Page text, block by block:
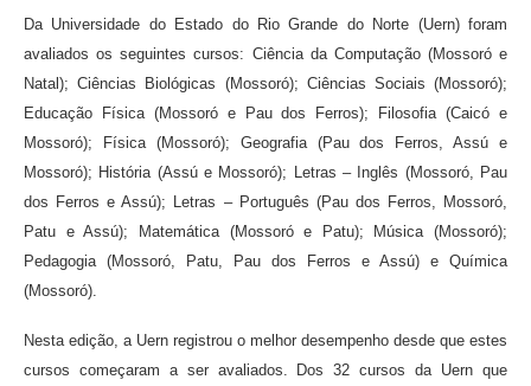
Da Universidade do Estado do Rio Grande do Norte (Uern) foram
avaliados os seguintes cursos: Ciência da Computação (Mossoró e
Natal); Ciências Biológicas (Mossoró); Ciências Sociais (Mossoró);
Educação Física (Mossoró e Pau dos Ferros); Filosofia (Caicó e
Mossoró); Física (Mossoró); Geografia (Pau dos Ferros, Assú e
Mossoró); História (Assú e Mossoró); Letras – Inglês (Mossoró, Pau
dos Ferros e Assú); Letras – Português (Pau dos Ferros, Mossoró,
Patu e Assú); Matemática (Mossoró e Patu); Música (Mossoró);
Pedagogia (Mossoró, Patu, Pau dos Ferros e Assú) e Química
(Mossoró).
Nesta edição, a Uern registrou o melhor desempenho desde que estes
cursos começaram a ser avaliados. Dos 32 cursos da Uern que